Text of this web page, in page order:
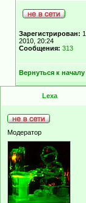
Зарегистрирован:
2010, 20:24
Сообщения: 313
Вернуться к началу
Lexa
Модератор